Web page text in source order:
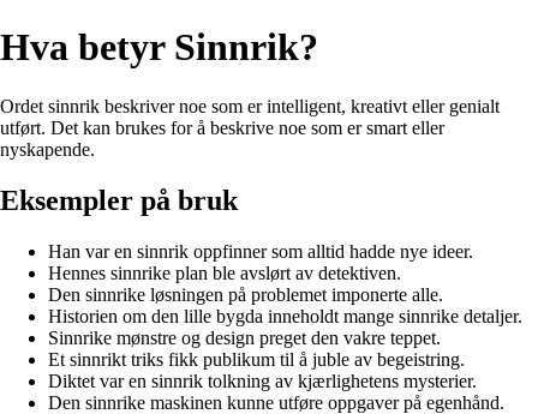
Hva betyr Sinnrik?
Ordet sinnrik beskriver noe som er intelligent, kreativt eller genialt
utført. Det kan brukes for å beskrive noe som er smart eller
nyskapende.
Eksempler på bruk
Han var en sinnrik oppfinner som alltid hadde nye ideer.
Hennes sinnrike plan ble avslørt av detektiven.
Den sinnrike løsningen på problemet imponerte alle.
Historien om den lille bygda inneholdt mange sinnrike detaljer.
Sinnrike mønstre og design preget den vakre teppet.
Et sinnrikt triks fikk publikum til å juble av begeistring.
Diktet var en sinnrik tolkning av kjærlighetens mysterier.
Den sinnrike maskinen kunne utføre oppgaver på egenhånd.